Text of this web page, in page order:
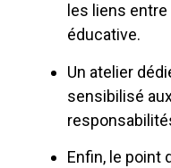
les liens entre
éducative.
Un atelier
sensibilisé
Enfin, le point